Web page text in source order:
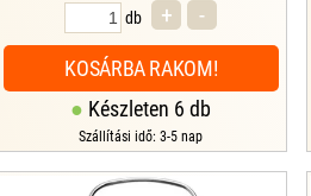
Készleten 6 db
Szállítási idő: 3-5 nap
db + -
KOSÁRBA RAKOM!